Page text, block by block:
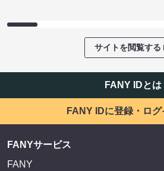
サイトを閲覧する
FANY IDとは
FANY IDに登録・ログ
FANYサービス
FANY